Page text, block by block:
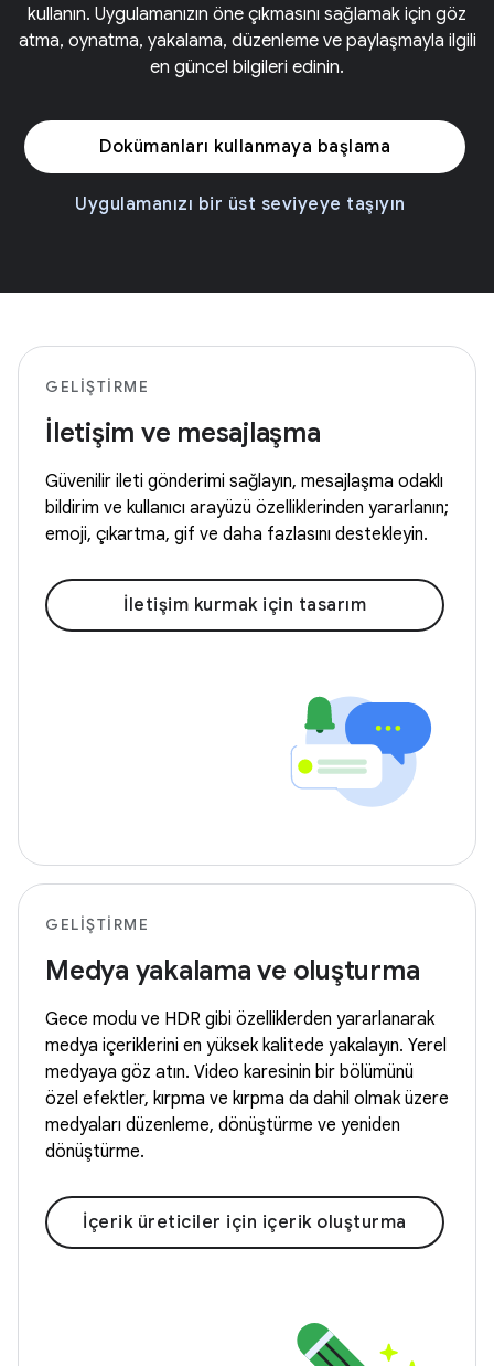
kullanın. Uygulamanızın öne çıkmasını sağlamak için göz
atma, oynatma, yakalama, düzenleme ve paylaşmayla ilgili
en güncel bilgileri edinin.
Dokümanları kullanmaya başlama
Uygulamanızı bir üst seviyeye taşıyın
GELIŞTIRME
İletişim ve mesajlaşma
Güvenilir ileti gönderimi sağlayın, mesajlaşma odaklı
bildirim ve kullanıcı arayüzü özelliklerinden yararlanın;
emoji, çıkartma, gif ve daha fazlasını destekleyin.
İletişim kurmak için tasarım
GELIŞTIRME
Medya yakalama ve oluşturma
Gece modu ve HDR gibi özelliklerden yararlanarak
medya içeriklerini en yüksek kalitede yakalayın. Yerel
medyaya göz atın. Video karesinin bir bölümünü
özel efektler, kırpma ve kırpma da dahil olmak üzere
medyaları düzenleme, dönüştürme ve yeniden
dönüştürme.
İçerik üreticiler için içerik oluşturma